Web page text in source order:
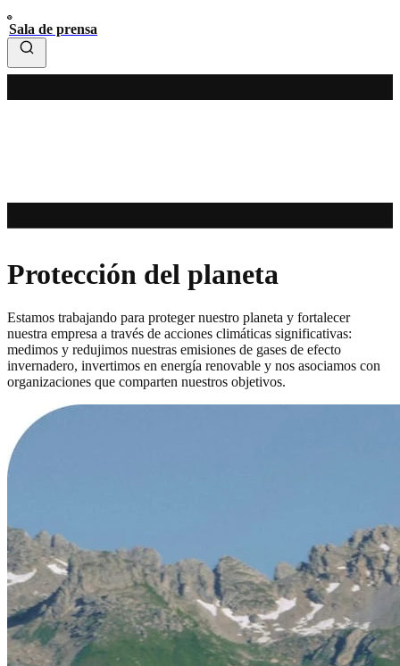
Sala de prensa
Protección del planeta
Estamos trabajando para proteger nuestro planeta y fortalecer
nuestra empresa a través de acciones climáticas significativas:
medimos y redujimos nuestras emisiones de gases de efecto
invernadero, invertimos en energía renovable y nos asociamos con
organizaciones que comparten nuestros objetivos.